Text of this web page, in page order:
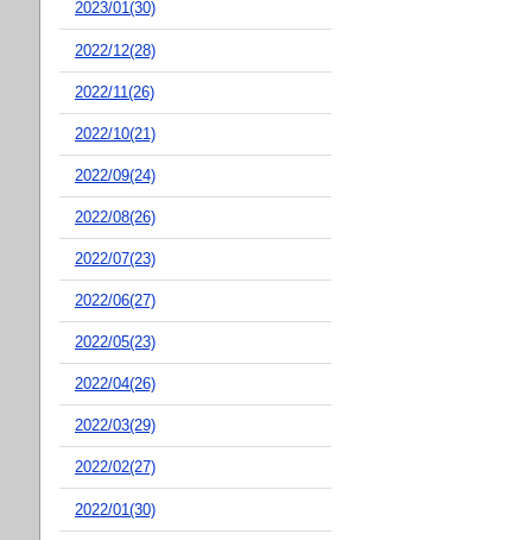
2023/01(30)
2022/12(28)
2022/11(26)
2022/10(21)
2022/09(24)
2022/08(26)
2022/07(23)
2022/06(27)
2022/05(23)
2022/04(26)
2022/03(29)
2022/02(27)
2022/01(30)